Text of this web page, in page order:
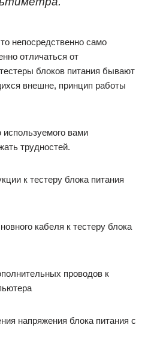
непосредственно само
отличаться от
блоков питания бывают
внешне, принцип работы
вами
трудностей.